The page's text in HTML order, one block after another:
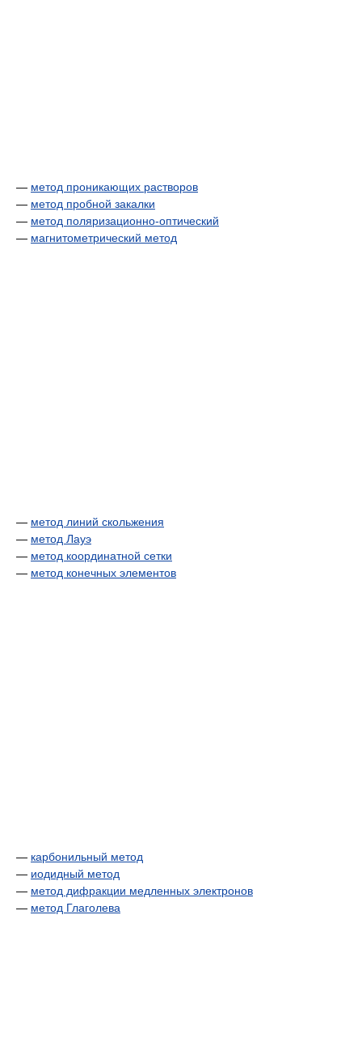
— метод проникающих растворов
— метод пробной закалки
— метод поляризационно-оптический
— магнитометрический метод
— метод линий скольжения
— метод Лауэ
— метод координатной сетки
— метод конечных элементов
— карбонильный метод
— иодидный метод
— метод дифракции медленных электронов
— метод Глаголева